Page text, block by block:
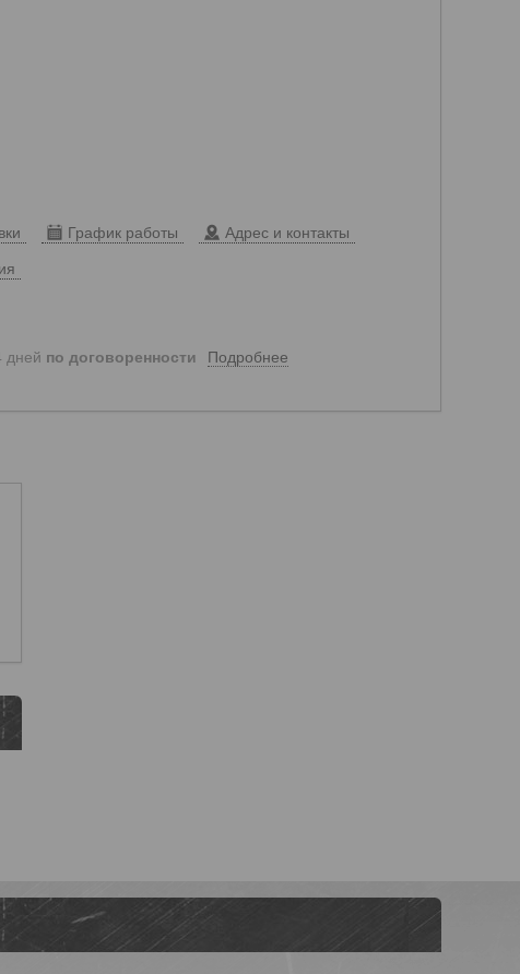
График работы Адрес и контакты
дней по договоренности Подробнее